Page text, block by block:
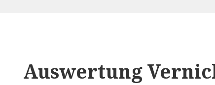
Auswertung